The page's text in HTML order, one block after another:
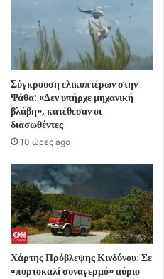
Σύγκρουση ελικοπτέρων στην
Ψάθα: «Δεν υπήρχε μηχανική
βλάβη», κατέθεσαν οι
διασωθέντες
10 ώρες ago
Χάρτης Πρόβλεψης Κινδύνου: Σε
«πορτοκαλί συναγερμό» αύριο